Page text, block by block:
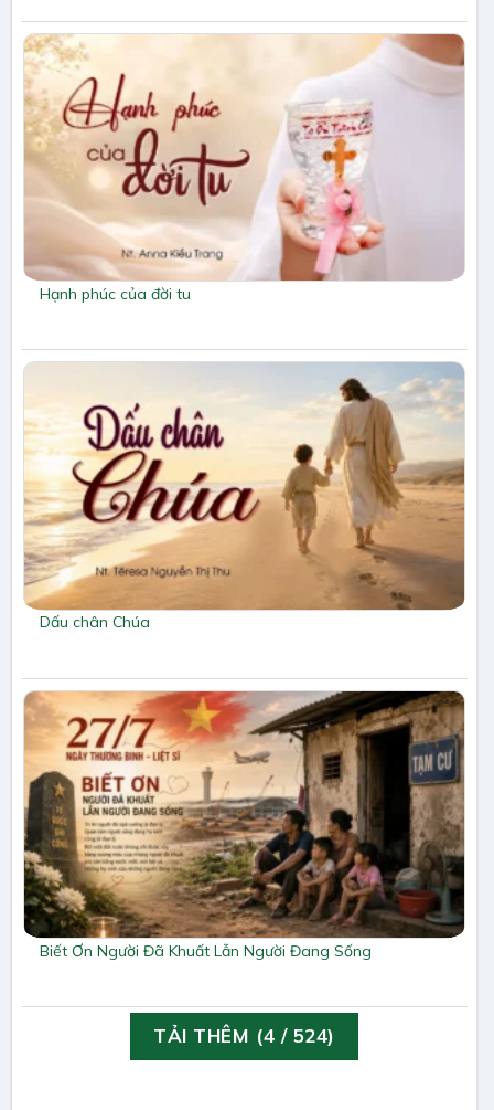
Hạnh phúc của đời tu
Dấu chân Chúa
Biết Ơn Người Đã Khuất Lẫn Người Đang Sống
TẢI THÊM (4 / 524)